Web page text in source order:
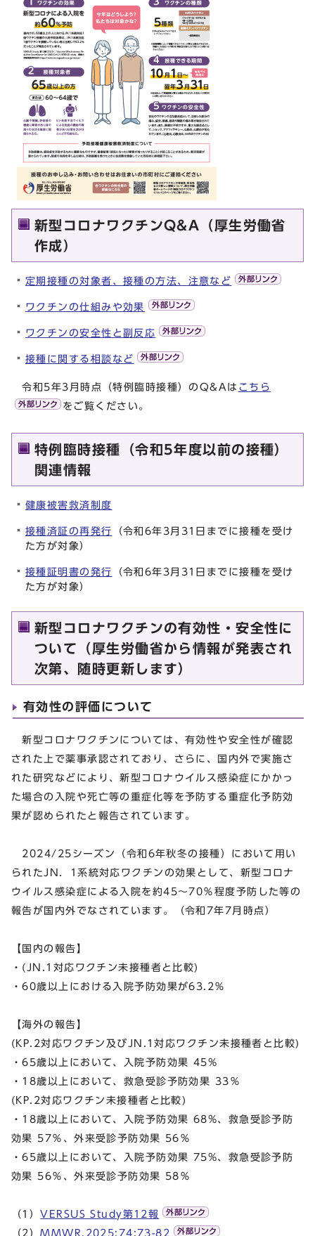
新型コロナワクチンQ&A（厚生労働省
作成）
定期接種の対象者、接種の方法、注意など
ワクチンの仕組みや効果
ワクチンの安全性と副反応
接種に関する相談など
令和5年3月時点（特例臨時接種）のQ&Aは こちら
をご覧ください。
特例臨時接種（令和5年度以前の接種）
関連情報
健康被害救済制度
接種済証の再発行
（令和6年3月31日までに接種を受け
た方が対象）
接種証明書の発行
（令和6年3月31日までに接種を受け
た方が対象）
新型コロナワクチンの有効性・安全性に
ついて（厚生労働省から情報が発表され
次第、随時更新します）
有効性の評価について
新型コロナワクチンについては、有効性や安全性が確認
された上で薬事承認されており、さらに、国内外で実施さ
れた研究などにより、新型コロナウイルス感染症にかかっ
た場合の入院や死亡等の重症化等を予防する重症化予防効
果が認められたと報告されています。
2024/25シーズン（令和6年秋冬の接種）において用い
られたJN．1系統対応ワクチンの効果として、新型コロナ
ウイルス感染症による入院を約45～70％程度予防した等の
報告が国内外でなされています。（令和7年7月時点）
【国内の報告】
・(JN.1対応ワクチン未接種者と比較)
・60歳以上における入院予防効果が63.2％​
【海外の報告】
(KP.2対応ワクチン及びJN.1対応ワクチン未接種者と比較)
・65歳以上において、入院予防効果 45%
・18歳以上において、救急受診予防効果 33％
(KP.2対応ワクチン未接種者と比較)
・18歳以上において、入院予防効果 68%、救急受診予防
効果 57％、外来受診予防効果 56％
・65歳以上において、入院予防効果 75%、救急受診予防
効果 56％、外来受診予防効果 58％
（1）VERSUS Study第12報
（2）MMWR.2025;74:73-82